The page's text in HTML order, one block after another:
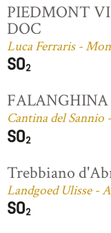
PIEDMONT
DOC
Luca Ferraris -
FALANGHINA
Cantina del Sannio
Trebbiano
Landgoed Ulisse -